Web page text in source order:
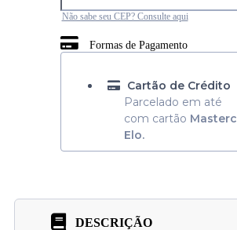
Não sabe seu CEP? Consulte aqui
Formas de Pagamento
Cartão de Crédito
Parcelado em até
com cartão
Elo.
DESCRIÇÃO